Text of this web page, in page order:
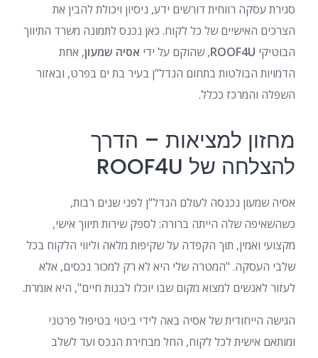
סגירת עסקה רווחית דורשים ידע, ניסיון ויכולת להבין את
הצרכים האישיים של כל לקוח. כאן נכנס לתמונה משרד התיווך
הבוטיקי ROOF4U, שהוקם על ידי אסיה שמעון, אחת
הדמויות הבולטות בתחום הנדל"ן בעיר בת ים בפרט, ובאזור
השפלה והמרכז ככלל.
מחזון למציאות – הדרך
להצלחה של ROOF4U
אסיה שמעון נכנסה לעולם הנדל"ן לפני שנים רבות,
כשהשאיפה שלה הייתה ברורה: לספק שירות תיווך אישי,
מקצועי ואמין, תוך הקפדה על שקיפות מלאה וליווי הלקוח בכל
שלבי העסקה. "המטרה שלי היא לא רק למכור נכסים, אלא
לעזור לאנשים למצוא מקום שבו יוכלו לבנות חיים", היא אומרת.
הגישה הייחודית של אסיה באה לידי ביטוי בטיפול פרטני
ומותאם אישית לכל לקוח, החל מבחירת הנכס ועד לשלב